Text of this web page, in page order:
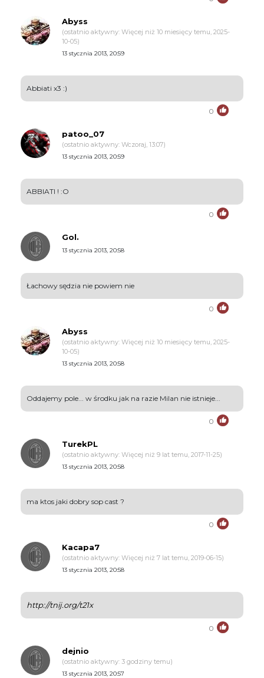
Abyss
(ostatnio aktywny: Więcej niż 10 miesięcy temu, 2025-
10-05)
13 stycznia 2013, 20:59
Abbiati x3 :)
0
patoo_07
(ostatnio aktywny: Wczoraj, 13:07)
13 stycznia 2013, 20:59
ABBIATI ! :O
0
Gol.
13 stycznia 2013, 20:58
Łachowy sędzia nie powiem nie
0
Abyss
(ostatnio aktywny: Więcej niż 10 miesięcy temu, 2025-
10-05)
13 stycznia 2013, 20:58
Oddajemy pole... w środku jak na razie Milan nie istnieje...
0
TurekPL
(ostatnio aktywny: Więcej niż 9 lat temu, 2017-11-25)
13 stycznia 2013, 20:58
ma ktos jaki dobry sop cast ?
0
Kacapa7
(ostatnio aktywny: Więcej niż 7 lat temu, 2019-06-15)
13 stycznia 2013, 20:58
http://tnij.org/t21x
0
dejnio
(ostatnio aktywny: 3 godziny temu)
13 stycznia 2013, 20:57